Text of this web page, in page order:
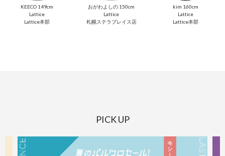
KEECO 149cm
Lattice
Lattice本部
おがわよしの 150cm
Lattice
札幌ステラプレイス店
kim 160cm
Lattice
Lattice本部
PICK UP